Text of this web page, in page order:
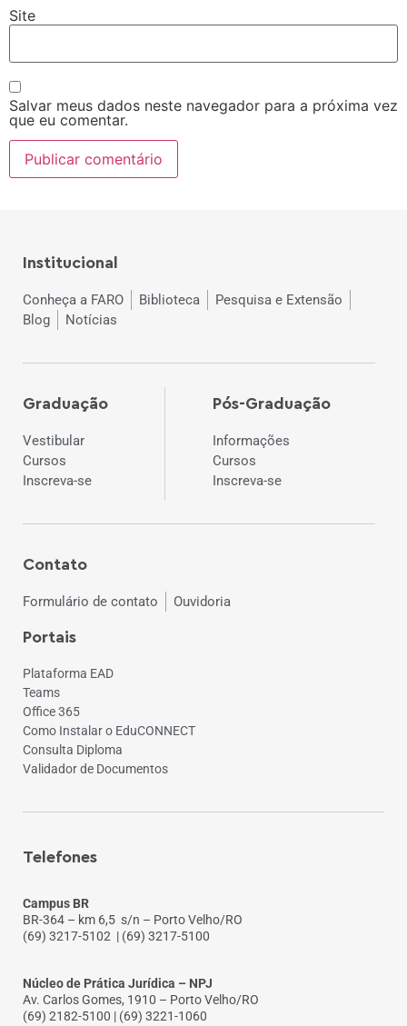
Site
Salvar meus dados neste navegador para a próxima vez
que eu comentar.
Institucional
Conheça a FARO Biblioteca
Pesquisa e Extensão
Blog
Notícias
Graduação
Vestibular
Cursos
Inscreva-se
Pós-Graduação
Informações
Cursos
Inscreva-se
Contato
Formulário de contato Ouvidoria
Portais
Plataforma EAD
Teams
Office 365
Como Instalar o EduCONNECT
Consulta Diploma
Validador de Documentos
Telefones
Campus BR
BR-364 – km 6,5 s/n – Porto Velho/RO
(69) 3217-5102 | (69) 3217-5100
Núcleo de Prática Jurídica – NPJ
Av. Carlos Gomes, 1910 – Porto Velho/RO
(69) 2182-5100 | (69) 3221-1060